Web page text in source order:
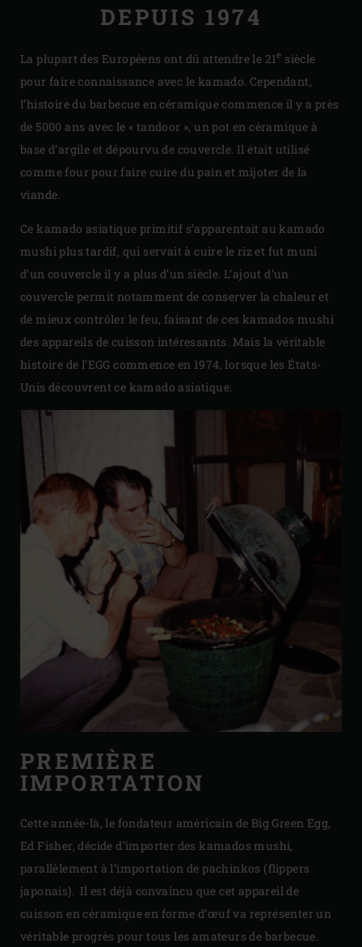
DEPUIS 1974
La plupart des Européens ont dû attendre le 21e siècle
pour faire connaissance avec le kamado. Cependant,
l’histoire du barbecue en céramique commence il y a près
de 5000 ans avec le « tandoor », un pot en céramique à
base d’argile et dépourvu de couvercle. Il était utilisé
comme four pour faire cuire du pain et mijoter de la
viande.
Ce kamado asiatique primitif s’apparentait au kamado
mushi plus tardif, qui servait à cuire le riz et fut muni
d’un couvercle il y a plus d’un siècle. L’ajout d’un
couvercle permit notamment de conserver la chaleur et
de mieux contrôler le feu, faisant de ces kamados mushi
des appareils de cuisson intéressants. Mais la véritable
histoire de l’EGG commence en 1974, lorsque les États-
Unis découvrent ce kamado asiatique.
PREMIÈRE
IMPORTATION
Cette année-là, le fondateur américain de Big Green Egg,
Ed Fisher, décide d’importer des kamados mushi,
parallèlement à l’importation de pachinkos (flippers
japonais). Il est déjà convaincu que cet appareil de
cuisson en céramique en forme d’œuf va représenter un
véritable progrès pour tous les amateurs de barbecue.